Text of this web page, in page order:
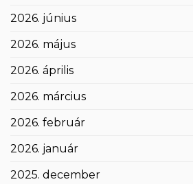
2026. június
2026. május
2026. április
2026. március
2026. február
2026. január
2025. december